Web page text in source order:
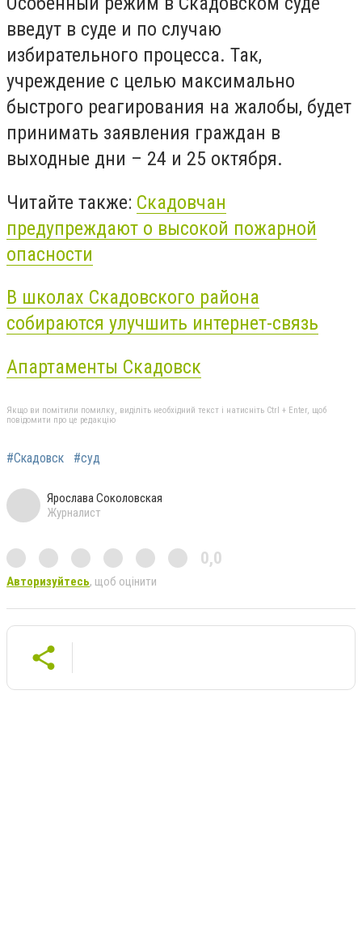
введут в суде и по случаю
избирательного процесса. Так,
учреждение с целью максимально
быстрого реагирования на жалобы, будет
принимать заявления граждан в
выходные дни – 24 и 25 октября.
Читайте также: Скадовчан
предупреждают о высокой пожарной
опасности
В школах Скадовского района
собираются улучшить интернет-связь
Апартаменты Скадовск
Якщо ви помітили помилку, виділіть необхідний текст і натисніть Ctrl + Enter, щоб
повідомити про це редакцію
#Скадовск #суд
Ярослава Соколовская
Журналист
0,0
Авторизуйтесь, щоб оцінити